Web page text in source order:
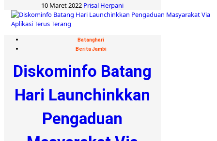
10 Maret 2022 Prisal Herpani
Batanghari
Berita Jambi
Diskominfo Batang
Hari Launchinkkan
Pengaduan